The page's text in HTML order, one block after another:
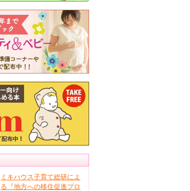
ミキハウス子育て総研によ
る『地方への移住促進プロ